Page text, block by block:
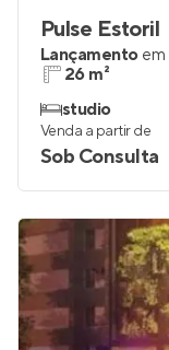
Pulse Estoril
Lançamento em
26 m²
studio
Venda a partir de
Sob Consulta